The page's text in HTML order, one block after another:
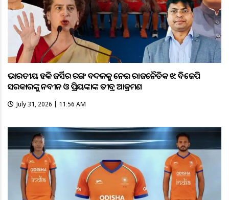
ଭାରତୀୟ ହକି ଜର୍ସିର ରଙ୍ଗ ବଦଳକୁ ନେଇ ରାଜନୈତିକ ଝଡ଼: ବିଜେପି
ସରକାରଙ୍କୁ ନବୀନ ଓ ପ୍ରିୟଙ୍କାଙ୍କ ତୀବ୍ର ଆକ୍ରମଣ
July 31, 2026 | 11:56 AM